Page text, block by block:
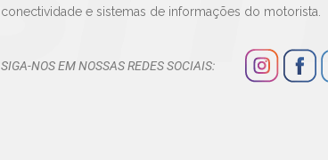
conectividade e sistemas de informações do motorista.
SIGA-NOS EM NOSSAS REDES SOCIAIS: